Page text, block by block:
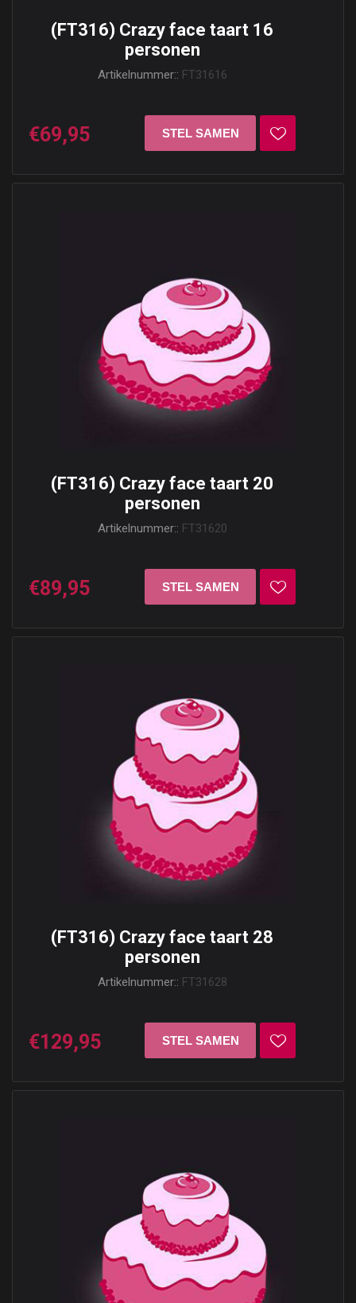
(FT316) Crazy face taart 16
personen
Artikelnummer:: FT31616
€69,95
(FT316) Crazy face taart 20
personen
Artikelnummer:: FT31620
€89,95
(FT316) Crazy face taart 28
personen
Artikelnummer:: FT31628
€129,95